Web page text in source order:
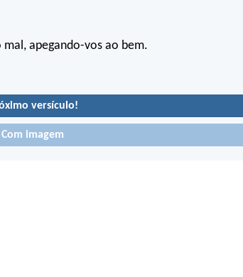
apegando-vos ao bem.
versículo!
Com imagem